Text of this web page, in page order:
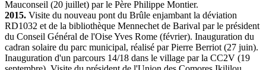
Mauconseil (20 juillet) par le Père Philippe Montier.
2015. Visite du nouveau pont du Brûle enjambant la déviation
RD1032 et de la bibliothèque Mennechet de Barival par le président
du Conseil Général de l'Oise Yves Rome (février). Inauguration du
cadran solaire du parc municipal, réalisé par Pierre Berriot (27 juin).
Inauguration d'un parcours 14/18 dans le village par la CC2V (19